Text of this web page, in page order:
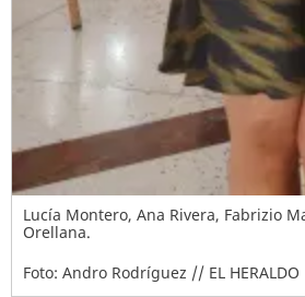
Lucía Montero, Ana Rivera, Fabrizio
Orellana.
Foto: Andro Rodríguez // EL HERALDO